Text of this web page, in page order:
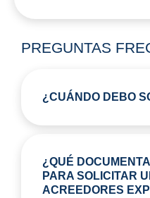
PREGUNTAS
¿CUÁNDO DEBO
¿QUÉ
PARA SOLICITAR
ACREEDORES